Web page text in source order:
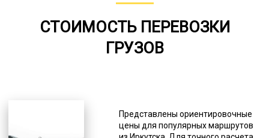
СТОИМОСТЬ ПЕРЕВОЗКИ
ГРУЗОВ
Представлены ориентировочные
цены для популярных маршрутов